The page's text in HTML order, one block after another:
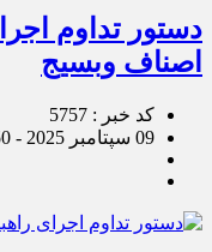
دستور تداوم
اصناف وبسیج
کد خبر : 5757
09 سپتامبر 2025 - 12:50